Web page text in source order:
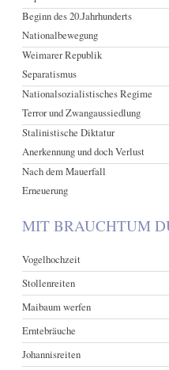
Beginn des 20.Jahrhunderts
Nationalbewegung
Weimarer Republik
Separatismus
Nationalsozialistisches Regime
Terror und Zwangaussiedlung
Stalinistische Diktatur
Anerkennung und doch Verlust
Nach dem Mauerfall
Erneuerung
MIT BRAUCHTUM
Vogelhochzeit
Stollenreiten
Maibaum werfen
Erntebräuche
Johannisreiten